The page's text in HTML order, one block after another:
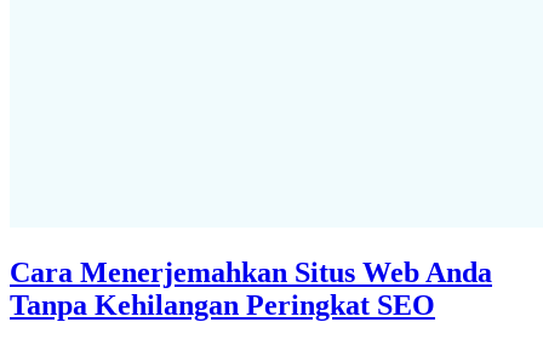
Cara Menerjemahkan Situs Web Anda
Tanpa Kehilangan Peringkat SEO